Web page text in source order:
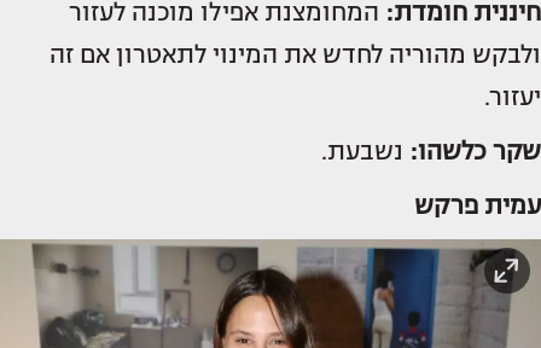
חיננית חומדת: המחומצנת אפילו מוכנה לעזור
ולבקש מהוריה לחדש את המינוי לתאטרון אם זה
יעזור.
שקר כלשהו: נשבעת.
עמית פרקש